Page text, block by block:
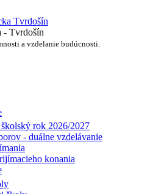
- Tvrdošín
a vzdelanie budúcnosti.
rok 2026/2027
- duálne vzdelávanie
konania